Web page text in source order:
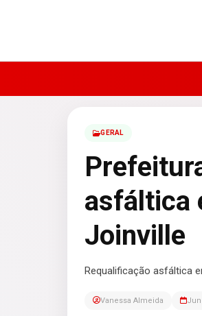
GERAL
asfáltica
Joinville
Requalificação asfáltica
Vanessa Almeida Jun